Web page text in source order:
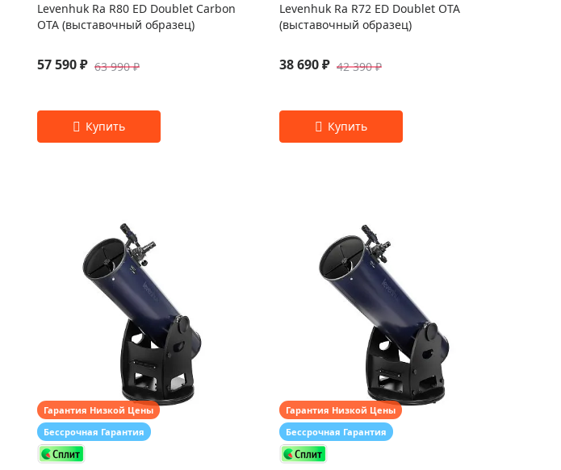
Levenhuk Ra R80 ED Doublet Carbon
OTA (выставочный образец)
57 590 ₽ 63 990 ₽
Levenhuk Ra R72 ED Doublet OTA
(выставочный образец)
38 690 ₽ 42 390 ₽
Гарантия Низкой Цены
Бессрочная Гарантия
Гарантия Низкой Цены
Бессрочная Гарантия